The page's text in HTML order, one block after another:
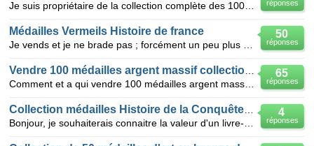
réponses
50
réponses
Médailles Vermeils Histoire de france
65
réponses
4
réponses